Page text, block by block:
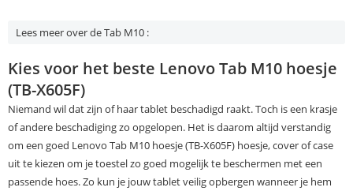
verzendkosten te betalen!
Lees meer over de Tab M10 :
Kies voor het beste Lenovo Tab M10 hoesje
(TB-X605F)
Niemand wil dat zijn of haar tablet beschadigd raakt. Toch is een krasje
of andere beschadiging zo opgelopen. Het is daarom altijd verstandig
om een goed Lenovo Tab M10 hoesje (TB-X605F) hoesje, cover of case
uit te kiezen om je toestel zo goed mogelijk te beschermen met een
passende hoes. Zo kun je jouw tablet veilig opbergen wanneer je hem